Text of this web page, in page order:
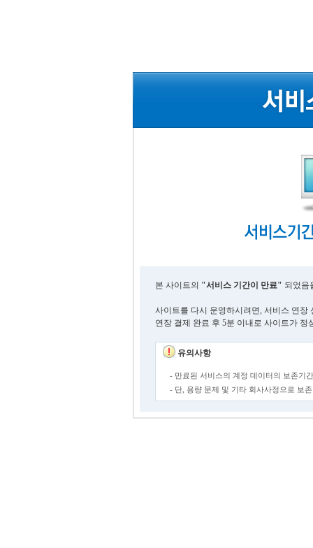
본 사이트의 "서비스 기간이 만료" 되었음
사이트를 다시 운영하시려면, 서비스 연장
연장 결제 완료 후 5분 이내로 사이트가 정
유의사항
- 만료된 서비스의 계정 데이터의 보존기
- 단, 용량 문제 및 기타 회사사정으로 보